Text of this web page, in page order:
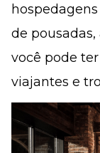
de pousadas,
você pode
viajantes e